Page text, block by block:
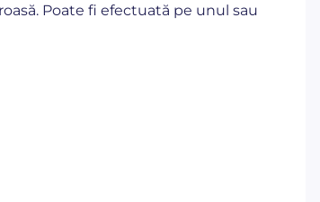
Poate fi efectuată pe unul sau